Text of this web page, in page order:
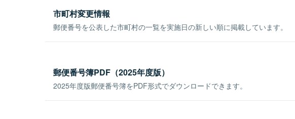
市町村変更情報
郵便番号を公表した市町村の一覧を実施日の新しい順に掲載しています。
郵便番号簿PDF（2025年度版）
2025年度版郵便番号簿をPDF形式でダウンロードできます。